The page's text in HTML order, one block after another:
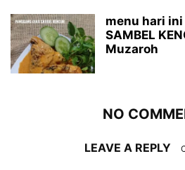
menu hari ini
SAMBEL
Muzaroh
NO
LEAVE A REPLY